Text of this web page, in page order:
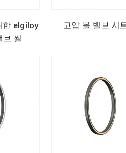
한 elgiloy
브 씰
고압 볼 밸브 시